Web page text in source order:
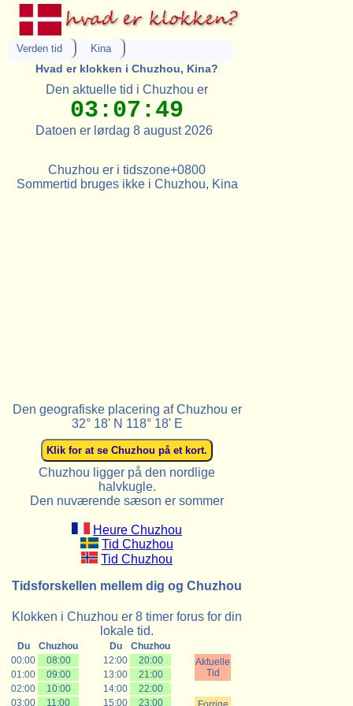
Verden tid Kina
Hvad er klokken i Chuzhou, Kina?
Den aktuelle tid i Chuzhou er
03:07:49
Datoen er lørdag 8 august 2026
Chuzhou er i tidszone+0800
Sommertid bruges ikke i Chuzhou, Kina
Den geografiske placering af Chuzhou er
32° 18' N 118° 18' E
Chuzhou ligger på den nordlige
halvkugle.
Den nuværende sæson er sommer
Heure Chuzhou
Tid Chuzhou
Tid Chuzhou
Tidsforskellen mellem dig og Chuzhou
Klokken i Chuzhou er 8 timer forus for din
lokale tid.
Du Chuzhou Du
Chuzhou
00:00
08:00 12:00 20:00
Aktuelle
Tid
01:00 09:00 13:00
21:00
02:00
10:00 14:00
22:00
03:00
11:00 15:00 23:00